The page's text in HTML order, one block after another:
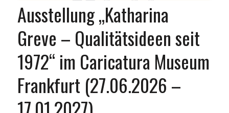
Ausstellung „Katharina
Greve – Qualitätsideen seit
1972“ im Caricatura Museum
Frankfurt (27.06.2026 –